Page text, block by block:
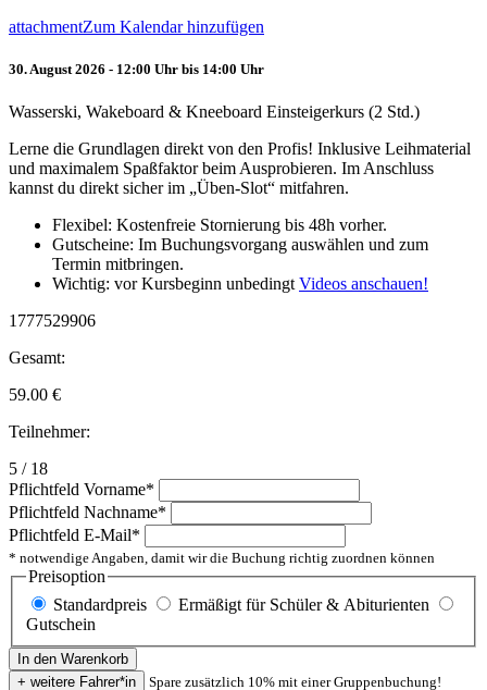
attachmentZum Kalendar hinzufügen
30. August 2026 - 12:00 Uhr bis 14:00 Uhr
Wasserski, Wakeboard & Kneeboard Einsteigerkurs (2 Std.)
Lerne die Grundlagen direkt von den Profis! Inklusive Leihmaterial
und maximalem Spaßfaktor beim Ausprobieren. Im Anschluss
kannst du direkt sicher im „Üben-Slot“ mitfahren.
Flexibel: Kostenfreie Stornierung bis 48h vorher.
Gutscheine: Im Buchungsvorgang auswählen und zum
Termin mitbringen.
Wichtig: vor Kursbeginn unbedingt Videos anschauen!
1777529906
Gesamt:
59.00 €
Teilnehmer:
5 / 18
Pflichtfeld Vorname*
Pflichtfeld Nachname*
Pflichtfeld E-Mail*
* notwendige Angaben, damit wir die Buchung richtig zuordnen können
Preisoption
Standardpreis
Ermäßigt für Schüler & Abiturienten
Gutschein
Spare zusätzlich 10% mit einer Gruppenbuchung!